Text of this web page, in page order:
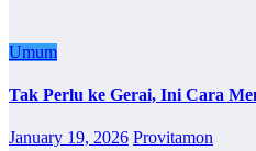
Umum
Tak Perlu ke Gerai, Ini Cara
January 19, 2026 Provitamon